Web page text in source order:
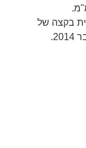
בקצה של